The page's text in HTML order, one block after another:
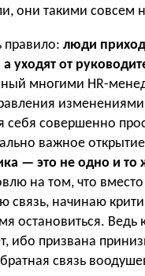
они такими совсем
правило: люди
уходят от
многими HR-
себя совершенно
важное
— это не одно и то
на том, что
связь, начинаю
остановиться. Ведь
ибо призвана
связь